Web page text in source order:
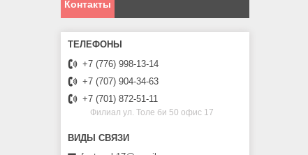
Контакты
+7 (776) 998-13-14
+7 (707) 904-34-63
+7 (701) 872-51-11
Филиал ул. Толе би 50 офис 17